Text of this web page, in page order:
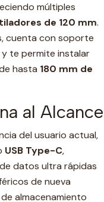
múltiples
de 120 mm.
cuenta con soporte
y te permite instalar
hasta 180 mm de
al Alcance
del usuario actual,
USB Type-C,
datos ultra rápidas
de nueva
almacenamiento